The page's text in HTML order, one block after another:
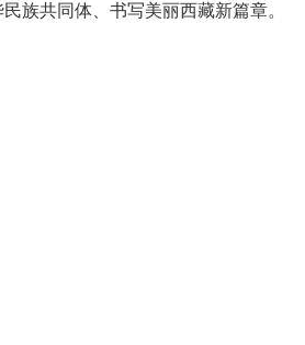
族共同体、书写美丽西藏新篇章。